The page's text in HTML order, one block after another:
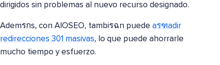
dirigidos sin problemas al nuevo recurso designado.
Ademรกs, con AIOSEO, tambiรฉn puede aรฑadir
redirecciones 301 masivas, lo que puede ahorrarle
mucho tiempo y esfuerzo.